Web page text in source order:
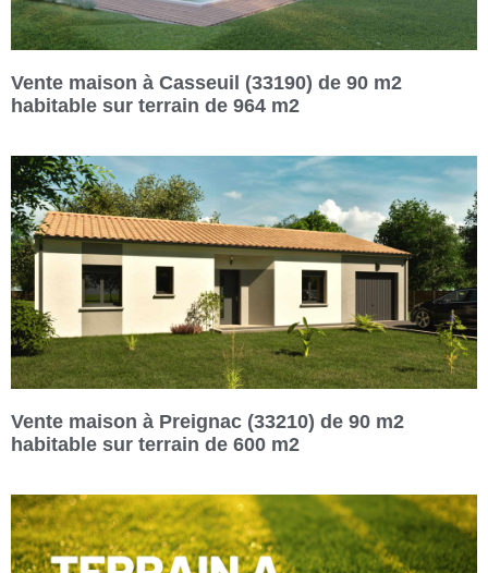
Vente maison à Casseuil (33190) de 90 m2
habitable sur terrain de 964 m2
Vente maison à Preignac (33210) de 90 m2
habitable sur terrain de 600 m2